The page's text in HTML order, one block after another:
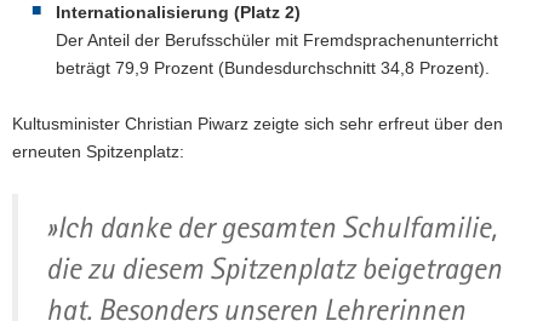
Internationalisierung (Platz 2)
Der Anteil der Berufsschüler mit Fremdsprachenunterricht
beträgt 79,9 Prozent (Bundesdurchschnitt 34,8 Prozent).
Kultusminister Christian Piwarz zeigte sich sehr erfreut über den
erneuten Spitzenplatz:
»Ich danke der gesamten Schulfamilie,
die zu diesem Spitzenplatz beigetragen
hat. Besonders unseren Lehrerinnen